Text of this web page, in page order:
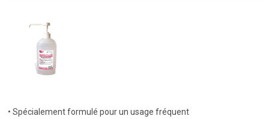
• Spécialement formulé pour un usage fréquent